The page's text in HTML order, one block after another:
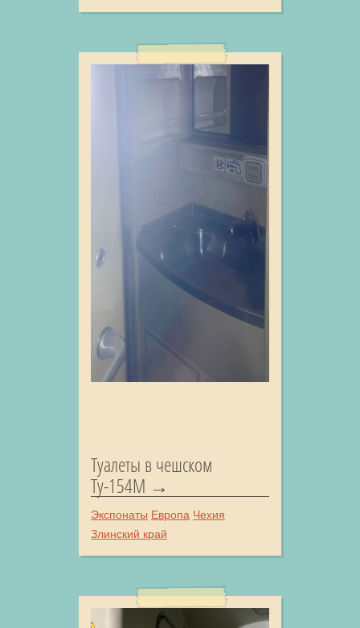
Туалеты в чешском
Ту-154М
Экспонаты Европа Чехия
Злинский край